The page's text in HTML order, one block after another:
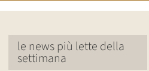
le news più lette della
settimana